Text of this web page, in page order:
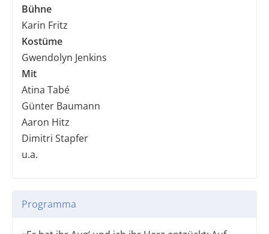
Bühne
Karin Fritz
Kostüme
Gwendolyn Jenkins
Mit
Atina Tabé
Günter Baumann
Aaron Hitz
Dimitri Stapfer
u.a.
Programma